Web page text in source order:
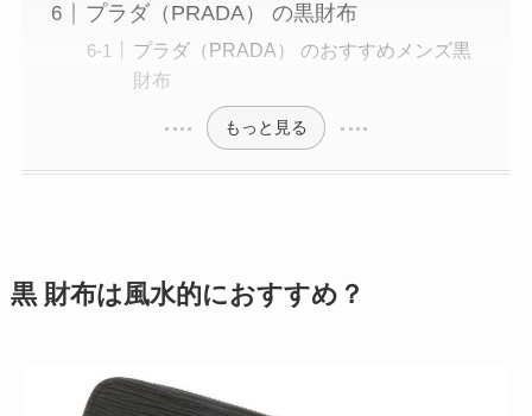
プラダ（PRADA） の黒財布
プラダ（PRADA） のおすすめメンズ黒
財布
もっと見る
黒 財布は風水的におすすめ？